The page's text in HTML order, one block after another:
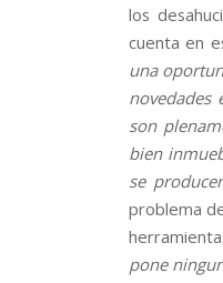
los
cuenta en
una
novedades
son
bien
se
problema
pone